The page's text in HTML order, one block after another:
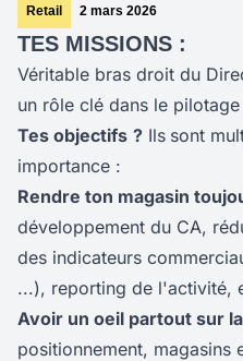
Retail 2 mars 2026
TES MISSIONS :
Véritable bras droit du
un rôle clé dans le
Tes objectifs ? Ils sont
importance :
Rendre ton magasin
développement du CA,
des indicateurs
...), reporting de l'activité,
Avoir un oeil partout sur
positionnement, magasins